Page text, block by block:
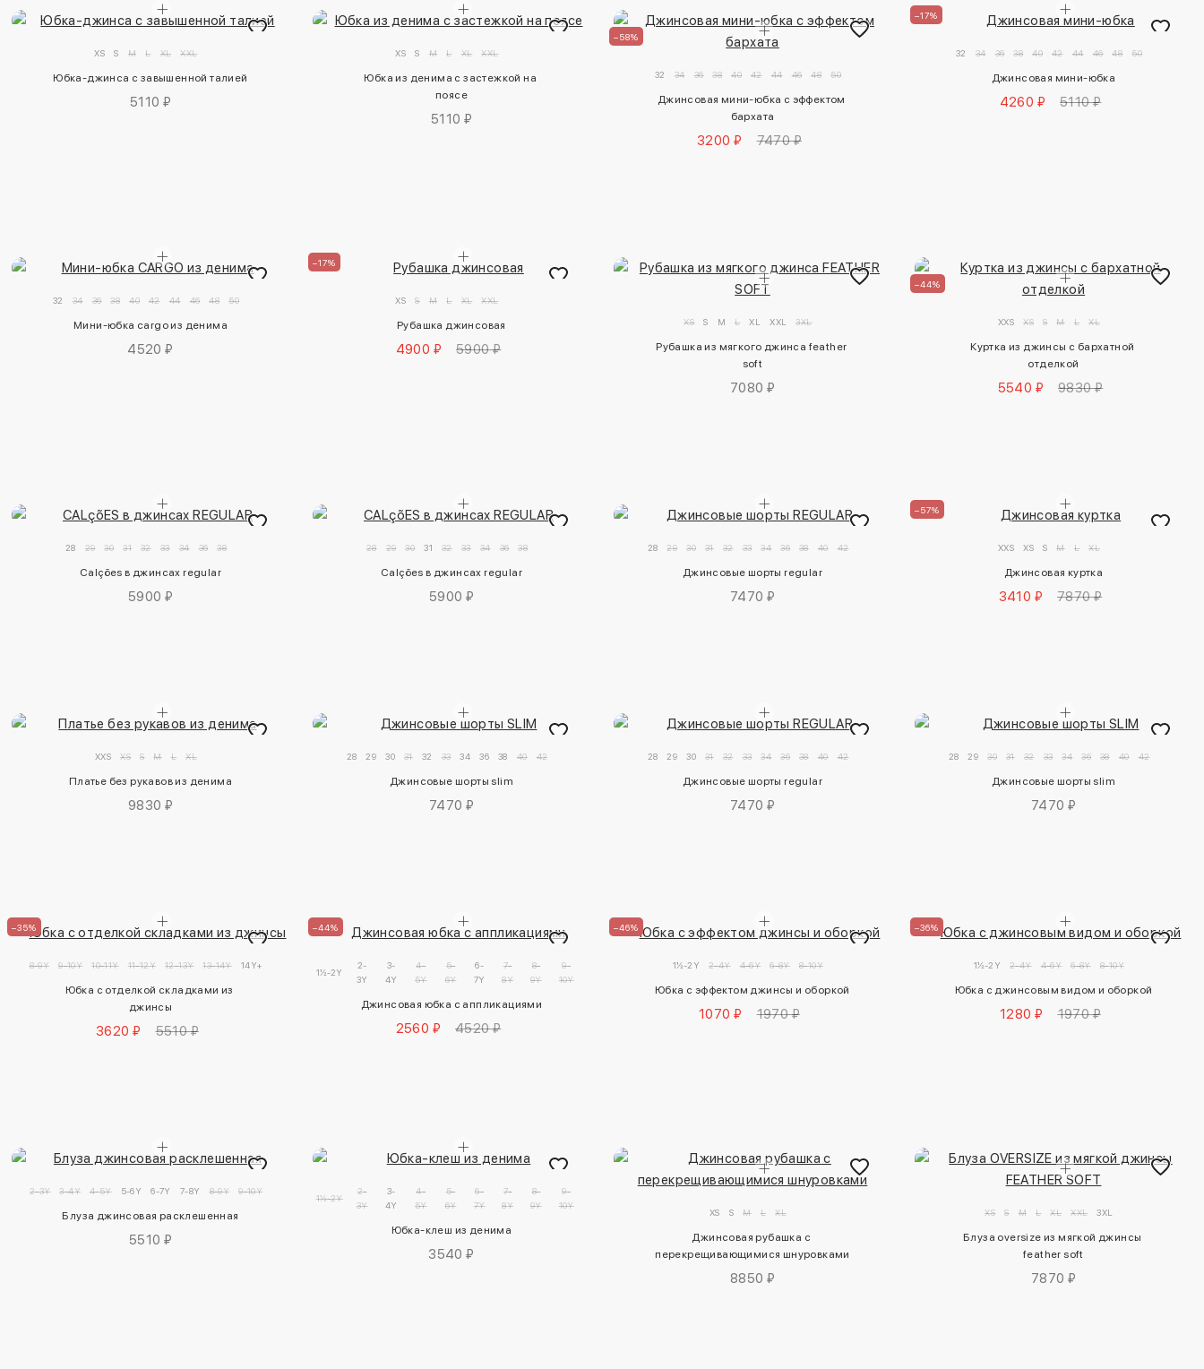
XS S M L XL XXL
Юбка-джинса с завышенной талией
5110 ₽
XS S M L XL XXL
Юбка из денима с застежкой на
поясе
5110 ₽
–58%
32 34 36 38 40 42 44 46 48 50
Джинсовая мини-юбка с эффектом
бархата
3200 ₽ 7470 ₽
–17%
32 34 36 38 40 42 44 46 48 50
Джинсовая мини-юбка
4260 ₽ 5110 ₽
32 34 36 38 40 42 44 46 48 50
Мини-юбка cargo из денима
4520 ₽
–17%
XS S M L XL XXL
Рубашка джинсовая
4900 ₽ 5900 ₽
XS S M L XL XXL 3XL
Рубашка из мягкого джинса feather
soft
7080 ₽
–44%
XXS XS S M L XL
Куртка из джинсы с бархатной
отделкой
5540 ₽ 9830 ₽
28 29 30 31 32 33 34 36 38
Calções в джинсах regular
5900 ₽
28 29 30 31 32 33 34 36 38
Calções в джинсах regular
5900 ₽
28 29 30 31 32 33 34 36 38 40 42
Джинсовые шорты regular
7470 ₽
–57%
XXS XS S M L XL
Джинсовая куртка
3410 ₽ 7870 ₽
XXS XS S M L XL
Платье без рукавов из денима
9830 ₽
28 29 30 31 32 33 34 36 38 40 42
Джинсовые шорты slim
7470 ₽
28 29 30 31 32 33 34 36 38 40 42
Джинсовые шорты regular
7470 ₽
28 29 30 31 32 33 34 36 38 40 42
Джинсовые шорты slim
7470 ₽
–35%
8-9Y 9-10Y 10-11Y 11-12Y 12-13Y 13-14Y 14Y+
Юбка с отделкой складками из
джинсы
3620 ₽ 5510 ₽
–44%
1½-2Y
2-
3Y
3-
4Y
4-
5Y
5-
6Y
6-
7Y
7-
8Y
8-
9Y
9-
10Y
Джинсовая юбка с аппликациями
2560 ₽ 4520 ₽
–46%
1½-2Y 2-4Y 4-6Y 6-8Y 8-10Y
Юбка с эффектом джинсы и оборкой
1070 ₽ 1970 ₽
–36%
1½-2Y 2-4Y 4-6Y 6-8Y 8-10Y
Юбка с джинсовым видом и оборкой
1280 ₽ 1970 ₽
2-3Y 3-4Y 4-5Y 5-6Y 6-7Y 7-8Y 8-9Y 9-10Y
Блуза джинсовая расклешенная
5510 ₽
1½-2Y
2-
3Y
3-
4Y
4-
5Y
5-
6Y
6-
7Y
7-
8Y
8-
9Y
9-
10Y
Юбка-клеш из денима
3540 ₽
XS S M L XL
Джинсовая рубашка с
перекрещивающимися шнуровками
8850 ₽
XS S M L XL XXL 3XL
Блуза oversize из мягкой джинсы
feather soft
7870 ₽